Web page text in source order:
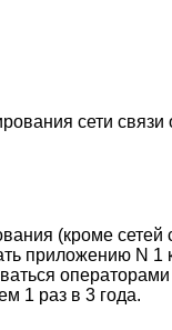
сети
(кроме
приложению N
операторами
1 раз в 3 года.